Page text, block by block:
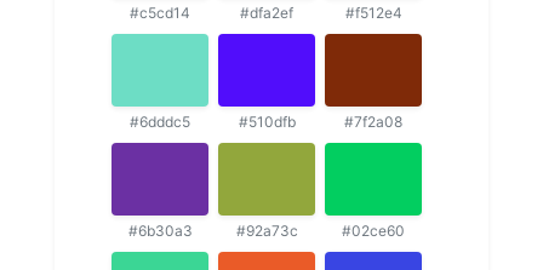
#c5cd14 #dfa2ef #f512e4
#6dddc5 #510dfb #7f2a08
#6b30a3 #92a73c #02ce60